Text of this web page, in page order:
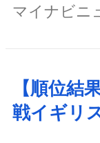
マイナビニ
【順位結
戦イギリ